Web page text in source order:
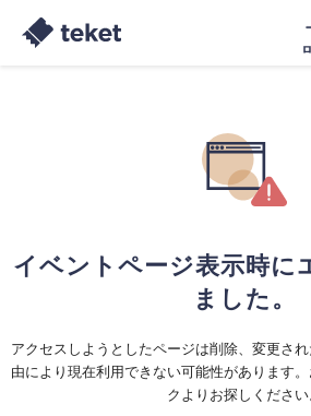
イベントページ表示時に
ました。
アクセスしようとしたページは削除、変更さ
由により現在利用できない可能性があります
クよりお探しください